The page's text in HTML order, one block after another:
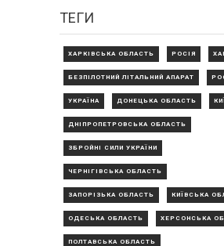
ТЕГИ
ХАРКІВСЬКА ОБЛАСТЬ РОСІЯ
БЕЗПІЛОТНИЙ ЛІТАЛЬНИЙ АПАРАТ
УКРАЇНА ДОНЕЦЬКА ОБЛАСТЬ
ДНІПРОПЕТРОВСЬКА ОБЛАСТЬ
ЗБРОЙНІ СИЛИ УКРАЇНИ
ЧЕРНІГІВСЬКА ОБЛАСТЬ
ЗАПОРІЗЬКА ОБЛАСТЬ КИЇВСЬКА
ОДЕСЬКА ОБЛАСТЬ ХЕРСОНСЬКА
ПОЛТАВСЬКА ОБЛАСТЬ